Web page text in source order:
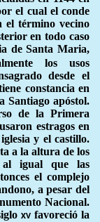
el cual el conde
el término vecino
en todo caso
de Santa Maria,
los usos
desde el
constancia en
Santiago apóstol.
de la Primera
estragos en
y el castillo.
a la altura de los
al igual que las
el complejo
a pesar del
Nacional.
xv favoreció la